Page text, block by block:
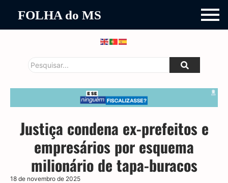
FOLHA do MS
Justiça condena ex-prefeitos e
empresários por esquema
milionário de tapa-buracos
18 de novembro de 2025